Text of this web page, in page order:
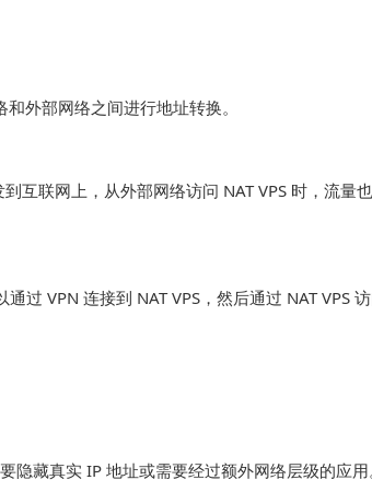
外部网络之间进行地址转换。
互联网上，从外部网络访问 NAT VPS 时，流量
过 VPN 连接到 NAT VPS，然后通过 NAT VPS
隐藏真实 IP 地址或需要经过额外网络层级的应用